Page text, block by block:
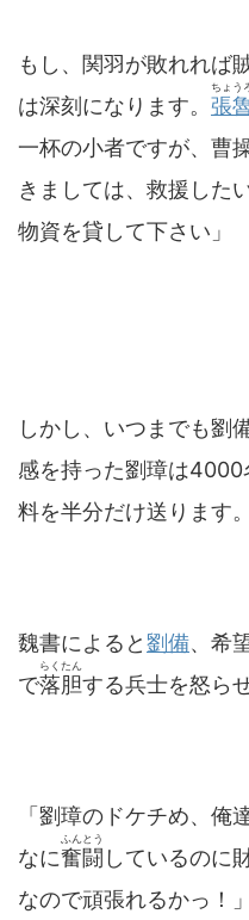
もし、関羽が敗れれば
は深刻になります。 張
ちょう
一杯の小者ですが、曹
きましては、救援した
物資を貸して下さい」
しかし、いつまでも劉
感を持った劉璋は
料を半分だけ送ります。
魏書によると劉備、希
で落胆
らくたん
する兵士を怒ら
「劉璋のドケチめ、俺
なに奮闘
ふんとう
しているのに
なので頑張れるかっ！